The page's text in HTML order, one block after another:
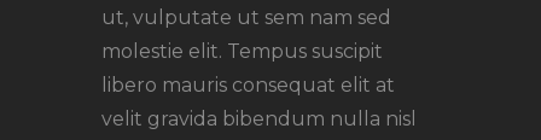
ut, vulputate ut sem nam sed
molestie elit. Tempus suscipit
libero mauris consequat elit at
velit gravida bibendum nulla nisl